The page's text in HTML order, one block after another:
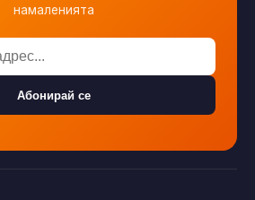
намаленията
Абонирай се